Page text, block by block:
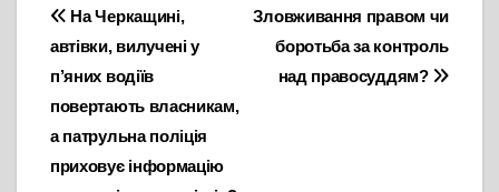
Навігація
записів
Зловживання правом чи
боротьба за контроль
над правосуддям?
На Черкащині,
автівки, вилучені у
п’яних водіїв
повертають власникам,
а патрульна поліція
приховує інформацію